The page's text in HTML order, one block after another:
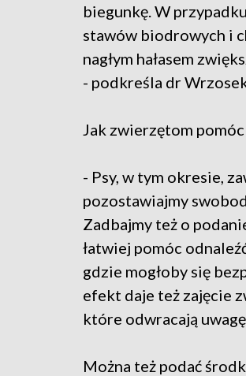
biegunkę. W
stawów biodrowych i
nagłym hałasem
- podkreśla dr Wrzosek.
Jak zwierzętom
- Psy, w tym okresie,
pozostawiajmy
Zadbajmy też o
łatwiej pomóc
gdzie mogłoby się
efekt daje też zajęcie
które odwracają
Można też podać